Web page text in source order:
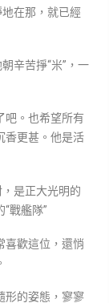
地在那，就已經
辛苦掙“米”，一
吧。也希望所有
香更甚。他是活
是正大光明的
戰艦隊”
喜歡這位，還悄
形的姿態，寥寥